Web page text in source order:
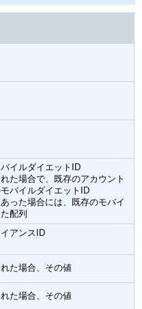
イルダイエットID
た場合で、既存のアカウント
バイルダイエットID
った場合には、既存のモバイ
配列
アンスID
た場合、その値
た場合、その値